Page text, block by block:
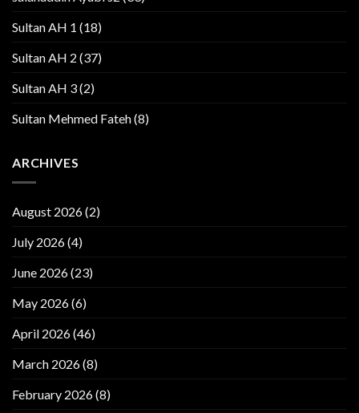
Sultan AH 1 (18)
Sultan AH 2 (37)
Sultan AH 3(2)
Sultan Mehmed Fateh(8)
ARCHIVES
August 2026(2)
July 2026(4)
June 2026(23)
May 2026(6)
April 2026(46)
March 2026(8)
February 2026(8)